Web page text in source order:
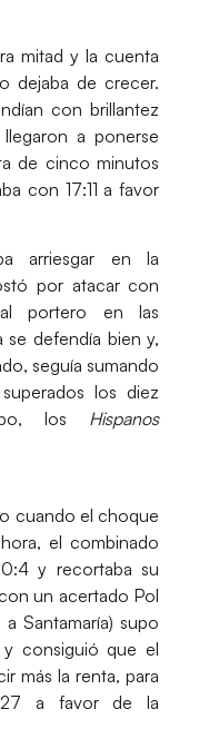
mitad y la cuenta
dejaba de crecer.
con brillantez
llegaron a ponerse
de cinco minutos
con 17:11 a favor
arriesgar en la
por atacar con
portero en las
se defendía bien y,
seguía sumando
los diez
los Hispanos
cuando el choque
el combinado
0:4y recortaba su
un acertado Pol
aSantamaría) supo
consiguió que el
más la renta, para
a favor de la